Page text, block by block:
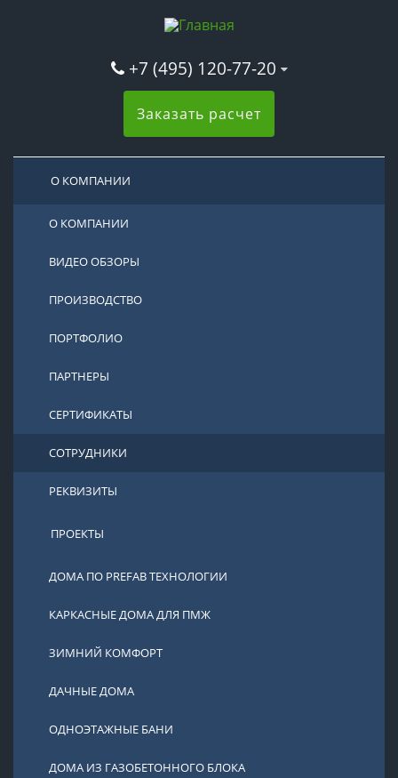
+7 (495) 120-77-20
Заказать расчет
О КОМПАНИИ
О КОМПАНИИ
ВИДЕО ОБЗОРЫ
ПРОИЗВОДСТВО
ПОРТФОЛИО
ПАРТНЕРЫ
СЕРТИФИКАТЫ
СОТРУДНИКИ
РЕКВИЗИТЫ
ПРОЕКТЫ
ДОМА ПО PREFAB ТЕХНОЛОГИИ
КАРКАСНЫЕ ДОМА ДЛЯ ПМЖ
ЗИМНИЙ КОМФОРТ
ДАЧНЫЕ ДОМА
ОДНОЭТАЖНЫЕ БАНИ
ДОМА ИЗ ГАЗОБЕТОННОГО БЛОКА